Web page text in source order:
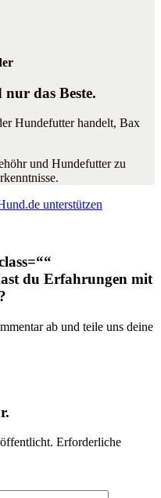
das Beste.
Hundefutter handelt, Bax
und Hundefutter zu
unterstützen
du Erfahrungen mit
ab und teile uns deine
Erforderliche